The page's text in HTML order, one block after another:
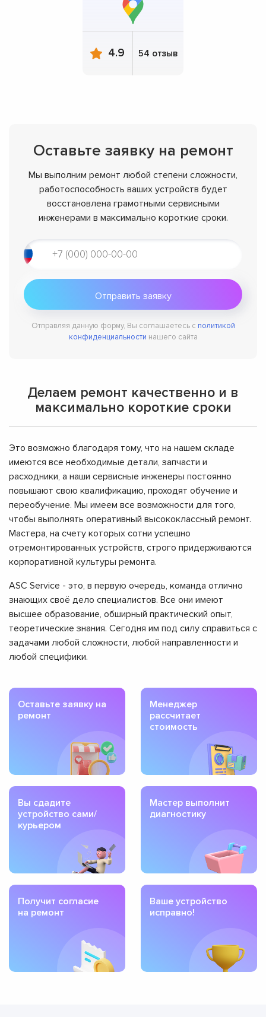
4.9 54 отзыв
Оставьте заявку на ремонт
Мы выполним ремонт любой степени сложности,
работоспособность ваших устройств будет
восстановлена грамотными сервисными
инженерами в максимально короткие сроки.
Отправляя данную форму, Вы соглашаетесь с политикой
конфиденциальности нашего сайта
Делаем ремонт качественно и в
максимально короткие сроки
Это возможно благодаря тому, что на нашем складе
имеются все необходимые детали, запчасти и
расходники, а наши сервисные инженеры постоянно
повышают свою квалификацию, проходят обучение и
переобучение. Мы имеем все возможности для того,
чтобы выполнять оперативный высококлассный ремонт.
Мастера, на счету которых сотни успешно
отремонтированных устройств, строго придерживаются
корпоративной культуры ремонта.
ASC Service - это, в первую очередь, команда отлично
знающих своё дело специалистов. Все они имеют
высшее образование, обширный практический опыт,
теоретические знания. Сегодня им под силу справиться с
задачами любой сложности, любой направленности и
любой специфики.
Оставьте заявку на
ремонт
Менеджер
рассчитает
стоимость
Вы сдадите
устройство сами/
курьером
Мастер выполнит
диагностику
Получит согласие
на ремонт
Ваше устройство
исправно!